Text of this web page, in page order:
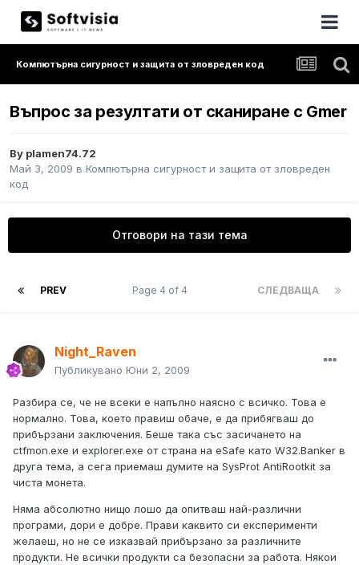
Компютърна сигурност и защита от зловреден код
Въпрос за резултати от сканиране с Gmer
By plamen74.72
Май 3, 2009 в Компютърна сигурност и защита от зловреден
код
Отговори на тази тема
PREV СЛЕДВАЩА
Page 4 of 4
Night_Raven
Публикувано Юни 2, 2009
Разбира се, че не всеки е напълно наясно с всичко. Това е
нормално. Това, което правиш обаче, е да прибягваш до
прибързани заключения. Беше така със засичането на
ctfmon.exe и explorer.exe от страна на eSafe като W32.Banker в
друга тема, а сега приемаш думите на SysProt AntiRootkit за
чиста монета.
Няма абсолютно нищо лошо да опитваш най-различни
програми, дори е добре. Прави каквито си експерименти
желаеш, но не се изказвай прибързано за различните
продукти. Не всички продукти са безопасни за работа. Някои